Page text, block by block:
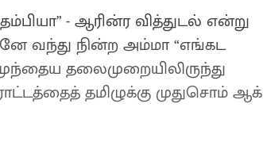
- ஆரின்ர ​வித்​துடல் என்று
வந்து நின்ற அம்மா “எங்கட
தலை​முறையி​லிருந்து
தமிழுக்​கு ​முதுசொம்​ ஆக்​